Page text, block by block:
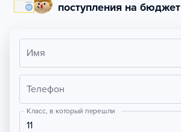
поступления на бюджет
Имя
Телефон
Класс, в который перешли
11